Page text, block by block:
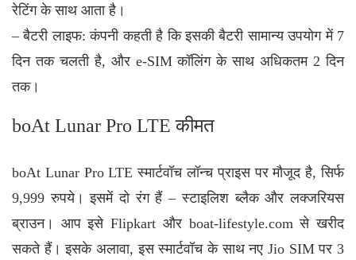
रेटिंग के साथ आता है।
– बैटरी लाइफ: कंपनी कहती है कि इसकी बैटरी सामान्य उपयोग में 7
दिन तक चलती है, और e-SIM कॉलिंग के साथ अधिकतम 2 दिन
तक।
boAt Lunar Pro LTE कीमत
boAt Lunar Pro LTE स्मार्टवॉच लॉन्च प्राइस पर मौजूद है, सिर्फ
9,999 रुपये। इसमें दो रंग हैं – स्टाइलिश ब्लैक और लक्जरियस
ब्राउन। आप इसे Flipkart और boat-lifestyle.com से खरीद
सकते हैं। इसके अलावा, इस स्मार्टवॉच के साथ नए Jio SIMपर 3